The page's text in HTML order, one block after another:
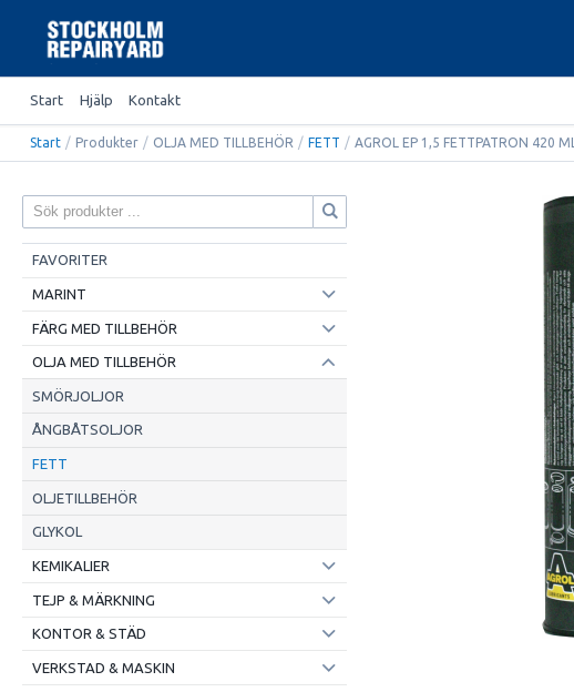
Start Hjälp Kontakt
Start / Produkter / OLJA MED TILLBEHÖR / FETT / AGROL EP 1,5 FETTPATRON 420 ML
FAVORITER
MARINT
FÄRG MED TILLBEHÖR
OLJA MED TILLBEHÖR
SMÖRJOLJOR
ÅNGBÅTSOLJOR
FETT
OLJETILLBEHÖR
GLYKOL
KEMIKALIER
TEJP & MÄRKNING
KONTOR & STÄD
VERKSTAD & MASKIN